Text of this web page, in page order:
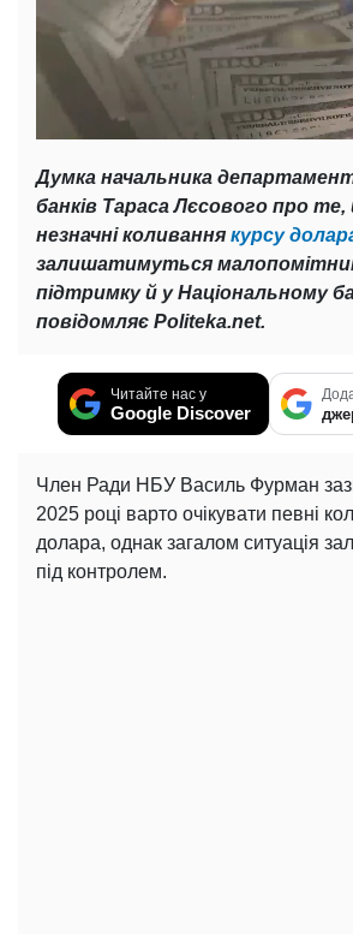
Думка начальника
банків Тараса Лєсового про
незначні коливання курсу
залишатимуться
підтримку й у Національному
повідомляє Politeka.net.
Читайте нас у
Google Discover
Член Ради НБУ Василь Фурман
2025 році варто очікувати певні
долара, однак загалом ситуація
під контролем.